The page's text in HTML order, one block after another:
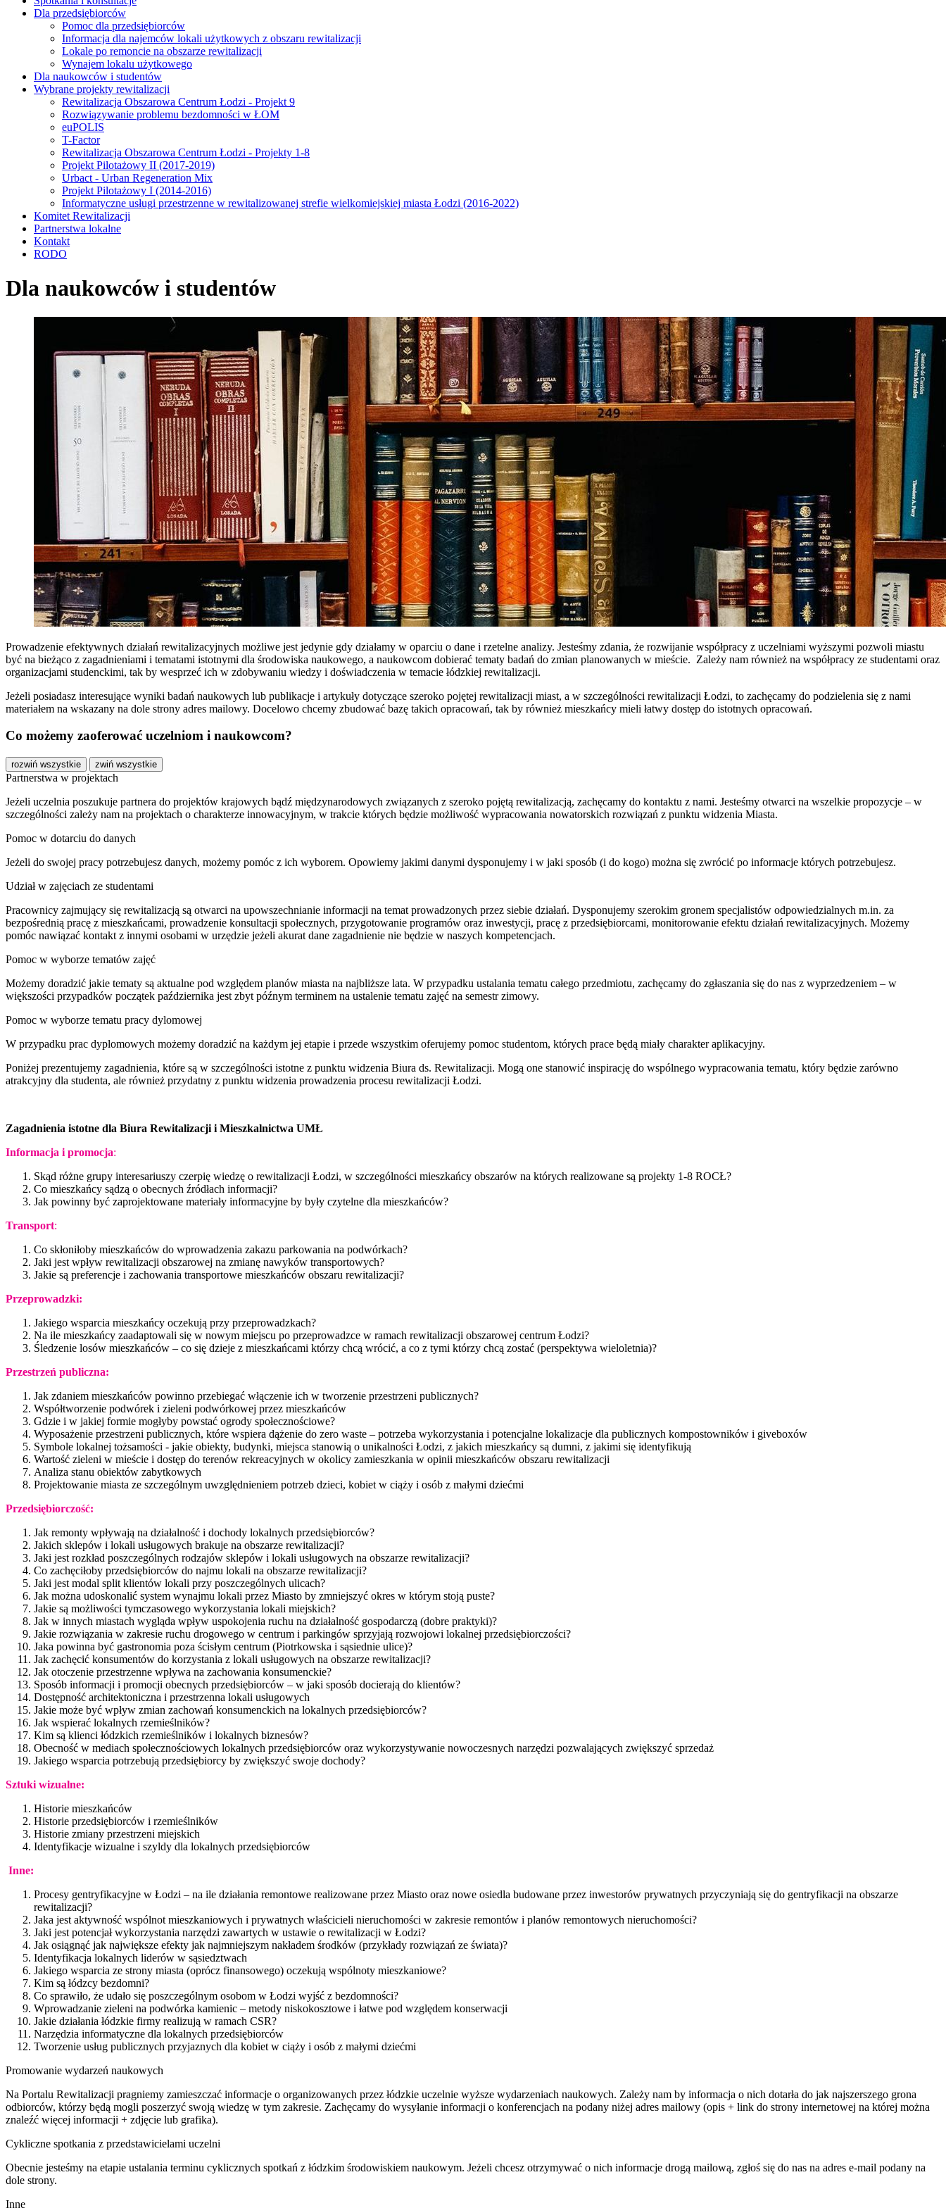
Dla przedsiębiorców
Pomoc dla przedsiębiorców
Informacja dla najemców lokali użytkowych z obszaru rewitalizacji
Lokale po remoncie na obszarze rewitalizacji
Wynajem lokalu użytkowego
Dla naukowców i studentów
Wybrane projekty rewitalizacji
Rewitalizacja Obszarowa Centrum Łodzi - Projekt 9
Rozwiązywanie problemu bezdomności w ŁOM
euPOLIS
T-Factor
Rewitalizacja Obszarowa Centrum Łodzi - Projekty 1-8
Projekt Pilotażowy II (2017-2019)
Urbact - Urban Regeneration Mix
Projekt Pilotażowy I (2014-2016)
Informatyczne usługi przestrzenne w rewitalizowanej strefie wielkomiejskiej miasta Łodzi (2016-2022)
Komitet Rewitalizacji
Partnerstwa lokalne
Kontakt
RODO
Dla naukowców i studentów
Prowadzenie efektywnych działań rewitalizacyjnych możliwe jest jedynie gdy działamy w oparciu o dane i rzetelne analizy. Jesteśmy zdania, że rozwijanie współpracy z uczelniami wyższymi pozwoli miastu
być na bieżąco z zagadnieniami i tematami istotnymi dla środowiska naukowego, a naukowcom dobierać tematy badań do zmian planowanych w mieście. Zależy nam również na współpracy ze studentami oraz
organizacjami studenckimi, tak by wesprzeć ich w zdobywaniu wiedzy i doświadczenia w temacie łódzkiej rewitalizacji.
Jeżeli posiadasz interesujące wyniki badań naukowych lub publikacje i artykuły dotyczące szeroko pojętej rewitalizacji miast, a w szczególności rewitalizacji Łodzi, to zachęcamy do podzielenia się z nami
materiałem na wskazany na dole strony adres mailowy. Docelowo chcemy zbudować bazę takich opracowań, tak by również mieszkańcy mieli łatwy dostęp do istotnych opracowań.
Co możemy zaoferować uczelniom i naukowcom?
rozwiń wszystkie zwiń wszystkie
Partnerstwa w projektach
Jeżeli uczelnia poszukuje partnera do projektów krajowych bądź międzynarodowych związanych z szeroko pojętą rewitalizacją, zachęcamy do kontaktu z nami. Jesteśmy otwarci na wszelkie propozycje – w
szczególności zależy nam na projektach o charakterze innowacyjnym, w trakcie których będzie możliwość wypracowania nowatorskich rozwiązań z punktu widzenia Miasta.
Pomoc w dotarciu do danych
Jeżeli do swojej pracy potrzebujesz danych, możemy pomóc z ich wyborem. Opowiemy jakimi danymi dysponujemy i w jaki sposób (i do kogo) można się zwrócić po informacje których potrzebujesz.
Udział w zajęciach ze studentami
Pracownicy zajmujący się rewitalizacją są otwarci na upowszechnianie informacji na temat prowadzonych przez siebie działań. Dysponujemy szerokim gronem specjalistów odpowiedzialnych m.in. za
bezpośrednią pracę z mieszkańcami, prowadzenie konsultacji społecznych, przygotowanie programów oraz inwestycji, pracę z przedsiębiorcami, monitorowanie efektu działań rewitalizacyjnych. Możemy
pomóc nawiązać kontakt z innymi osobami w urzędzie jeżeli akurat dane zagadnienie nie będzie w naszych kompetencjach.
Pomoc w wyborze tematów zajęć
Możemy doradzić jakie tematy są aktualne pod względem planów miasta na najbliższe lata. W przypadku ustalania tematu całego przedmiotu, zachęcamy do zgłaszania się do nas z wyprzedzeniem – w
większości przypadków początek października jest zbyt późnym terminem na ustalenie tematu zajęć na semestr zimowy.
Pomoc w wyborze tematu pracy dylomowej
W przypadku prac dyplomowych możemy doradzić na każdym jej etapie i przede wszystkim oferujemy pomoc studentom, których prace będą miały charakter aplikacyjny.
Poniżej prezentujemy zagadnienia, które są w szczególności istotne z punktu widzenia Biura ds. Rewitalizacji. Mogą one stanowić inspirację do wspólnego wypracowania tematu, który będzie zarówno
atrakcyjny dla studenta, ale również przydatny z punktu widzenia prowadzenia procesu rewitalizacji Łodzi.
Zagadnienia istotne dla Biura Rewitalizacji i Mieszkalnictwa UMŁ
Informacja i promocja:
Skąd różne grupy interesariuszy czerpię wiedzę o rewitalizacji Łodzi, w szczególności mieszkańcy obszarów na których realizowane są projekty 1-8 ROCŁ?
Co mieszkańcy sądzą o obecnych źródłach informacji?
Jak powinny być zaprojektowane materiały informacyjne by były czytelne dla mieszkańców?
Transport:
Co skłoniłoby mieszkańców do wprowadzenia zakazu parkowania na podwórkach?
Jaki jest wpływ rewitalizacji obszarowej na zmianę nawyków transportowych?
Jakie są preferencje i zachowania transportowe mieszkańców obszaru rewitalizacji?
Przeprowadzki:
Jakiego wsparcia mieszkańcy oczekują przy przeprowadzkach?
Na ile mieszkańcy zaadaptowali się w nowym miejscu po przeprowadzce w ramach rewitalizacji obszarowej centrum Łodzi?
Śledzenie losów mieszkańców – co się dzieje z mieszkańcami którzy chcą wrócić, a co z tymi którzy chcą zostać (perspektywa wieloletnia)?
Przestrzeń publiczna:
Jak zdaniem mieszkańców powinno przebiegać włączenie ich w tworzenie przestrzeni publicznych?
Współtworzenie podwórek i zieleni podwórkowej przez mieszkańców
Gdzie i w jakiej formie mogłyby powstać ogrody społecznościowe?
Wyposażenie przestrzeni publicznych, które wspiera dążenie do zero waste – potrzeba wykorzystania i potencjalne lokalizacje dla publicznych kompostowników i giveboxów
Symbole lokalnej tożsamości - jakie obiekty, budynki, miejsca stanowią o unikalności Łodzi, z jakich mieszkańcy są dumni, z jakimi się identyfikują
Wartość zieleni w mieście i dostęp do terenów rekreacyjnych w okolicy zamieszkania w opinii mieszkańców obszaru rewitalizacji
Analiza stanu obiektów zabytkowych
Projektowanie miasta ze szczególnym uwzględnieniem potrzeb dzieci, kobiet w ciąży i osób z małymi dziećmi
Przedsiębiorczość:
Jak remonty wpływają na działalność i dochody lokalnych przedsiębiorców?
Jakich sklepów i lokali usługowych brakuje na obszarze rewitalizacji?
Jaki jest rozkład poszczególnych rodzajów sklepów i lokali usługowych na obszarze rewitalizacji?
Co zachęciłoby przedsiębiorców do najmu lokali na obszarze rewitalizacji?
Jaki jest modal split klientów lokali przy poszczególnych ulicach?
Jak można udoskonalić system wynajmu lokali przez Miasto by zmniejszyć okres w którym stoją puste?
Jakie są możliwości tymczasowego wykorzystania lokali miejskich?
Jak w innych miastach wygląda wpływ uspokojenia ruchu na działalność gospodarczą (dobre praktyki)?
Jakie rozwiązania w zakresie ruchu drogowego w centrum i parkingów sprzyjają rozwojowi lokalnej przedsiębiorczości?
Jaka powinna być gastronomia poza ścisłym centrum (Piotrkowska i sąsiednie ulice)?
Jak zachęcić konsumentów do korzystania z lokali usługowych na obszarze rewitalizacji?
Jak otoczenie przestrzenne wpływa na zachowania konsumenckie?
Sposób informacji i promocji obecnych przedsiębiorców – w jaki sposób docierają do klientów?
Dostępność architektoniczna i przestrzenna lokali usługowych
Jakie może być wpływ zmian zachowań konsumenckich na lokalnych przedsiębiorców?
Jak wspierać lokalnych rzemieślników?
Kim są klienci łódzkich rzemieślników i lokalnych biznesów?
Obecność w mediach społecznościowych lokalnych przedsiębiorców oraz wykorzystywanie nowoczesnych narzędzi pozwalających zwiększyć sprzedaż
Jakiego wsparcia potrzebują przedsiębiorcy by zwiększyć swoje dochody?
Sztuki wizualne:
Historie mieszkańców
Historie przedsiębiorców i rzemieślników
Historie zmiany przestrzeni miejskich
Identyfikacje wizualne i szyldy dla lokalnych przedsiębiorców
Inne:
Procesy gentryfikacyjne w Łodzi – na ile działania remontowe realizowane przez Miasto oraz nowe osiedla budowane przez inwestorów prywatnych przyczyniają się do gentryfikacji na obszarze
rewitalizacji?
Jaka jest aktywność wspólnot mieszkaniowych i prywatnych właścicieli nieruchomości w zakresie remontów i planów remontowych nieruchomości?
Jaki jest potencjał wykorzystania narzędzi zawartych w ustawie o rewitalizacji w Łodzi?
Jak osiągnąć jak największe efekty jak najmniejszym nakładem środków (przykłady rozwiązań ze świata)?
Identyfikacja lokalnych liderów w sąsiedztwach
Jakiego wsparcia ze strony miasta (oprócz finansowego) oczekują wspólnoty mieszkaniowe?
Kim są łódzcy bezdomni?
Co sprawiło, że udało się poszczególnym osobom w Łodzi wyjść z bezdomności?
Wprowadzanie zieleni na podwórka kamienic – metody niskokosztowe i łatwe pod względem konserwacji
Jakie działania łódzkie firmy realizują w ramach CSR?
Narzędzia informatyczne dla lokalnych przedsiębiorców
Tworzenie usług publicznych przyjaznych dla kobiet w ciąży i osób z małymi dziećmi
Promowanie wydarzeń naukowych
Na Portalu Rewitalizacji pragniemy zamieszczać informacje o organizowanych przez łódzkie uczelnie wyższe wydarzeniach naukowych. Zależy nam by informacja o nich dotarła do jak najszerszego grona
odbiorców, którzy będą mogli poszerzyć swoją wiedzę w tym zakresie. Zachęcamy do wysyłanie informacji o konferencjach na podany niżej adres mailowy (opis + link do strony internetowej na której można
znaleźć więcej informacji + zdjęcie lub grafika).
Cykliczne spotkania z przedstawicielami uczelni
Obecnie jesteśmy na etapie ustalania terminu cyklicznych spotkań z łódzkim środowiskiem naukowym. Jeżeli chcesz otrzymywać o nich informacje drogą mailową, zgłoś się do nas na adres e-mail podany na
dole strony.
Inne